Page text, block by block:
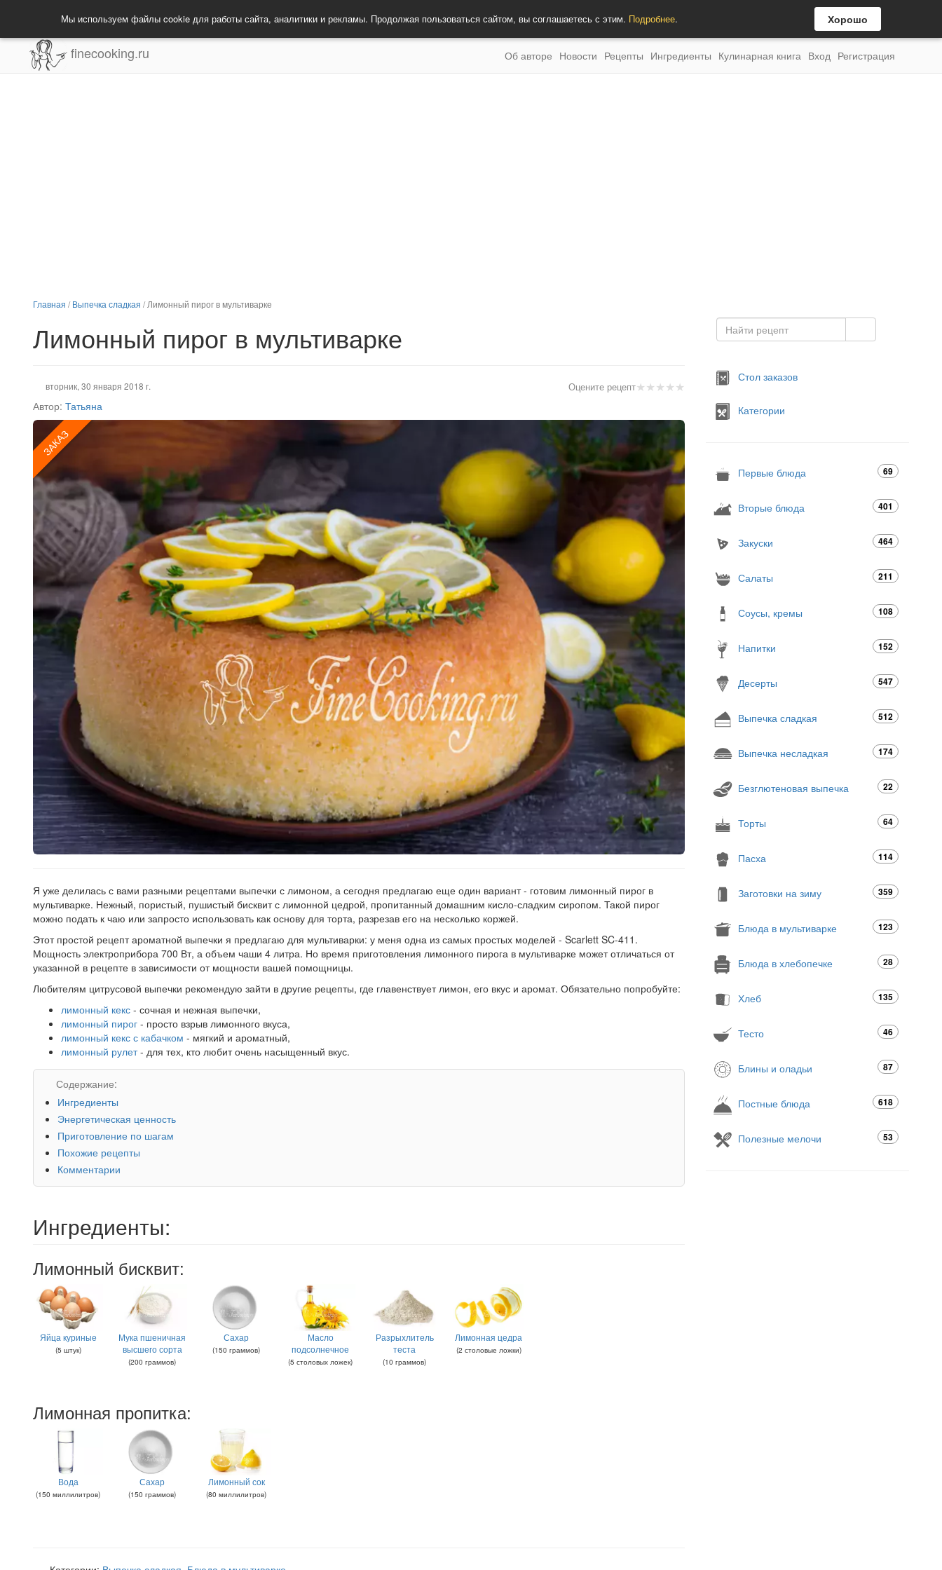
Мы используем файлы cookie для работы сайта, аналитики и рекламы. Продолжая пользоваться сайтом, вы соглашаетесь с этим. Подробнее. Хорошо
finecooking.ru Об авторе Новости Рецепты Ингредиенты Кулинарная книга Вход Регистрация
Главная /Выпечка сладкая /Лимонный пирог в мультиварке
Лимонный пирог в мультиварке
★★★★★
Оцените рецепт
вторник, 30 января 2018 г.
Автор: Татьяна
ЗАКАЗ
заказу
Я уже делилась с вами разными рецептами выпечки с лимоном, а сегодня предлагаю еще один вариант - готовим лимонный пирог в
мультиварке. Нежный, пористый, пушистый бисквит с лимонной цедрой, пропитанный домашним кисло-сладким сиропом. Такой пирог
можно подать к чаю или запросто использовать как основу для торта, разрезав его на несколько коржей.
Этот простой рецепт ароматной выпечки я предлагаю для мультиварки: у меня одна из самых простых моделей - Scarlett SC-411.
Мощность электроприбора 700 Вт, а объем чаши 4 литра. Но время приготовления лимонного пирога в мультиварке может отличаться от
указанной в рецепте в зависимости от мощности вашей помощницы.
Любителям цитрусовой выпечки рекомендую зайти в другие рецепты, где главенствует лимон, его вкус и аромат. Обязательно попробуйте:
лимонный кекс - сочная и нежная выпечки,
лимонный пирог - просто взрыв лимонного вкуса,
лимонный кекс с кабачком - мягкий и ароматный,
лимонный рулет- для тех, кто любит очень насыщенный вкус.
Содержание:
Ингредиенты
Энергетическая ценность
Приготовление по шагам
Похожие рецепты
Комментарии
Ингредиенты:
Лимонный бисквит:
Яйца куриные
(5 штук)
Мука пшеничная
высшего сорта
(200 граммов)
Сахар
(150 граммов)
Масло
подсолнечное
(5 столовых ложек)
Разрыхлитель
теста
(10 граммов)
Лимонная цедра
(2 столовые ложки)
Лимонная пропитка:
Вода
(150 миллилитров)
Сахар
(150 граммов)
Лимонный сок
(80 миллилитров)
Стол заказов
Категории
Первые блюда 69
Вторые блюда 401
Закуски 464
Салаты 211
Соусы, кремы 108
Напитки 152
Десерты 547
Выпечка сладкая 512
Выпечка несладкая 174
Безглютеновая выпечка 22
Торты 64
Пасха 114
Заготовки на зиму 359
Блюда в мультиварке 123
Блюда в хлебопечке 28
Хлеб 135
Тесто 46
Блины и оладьи 87
Постные блюда 618
Полезные мелочи 53